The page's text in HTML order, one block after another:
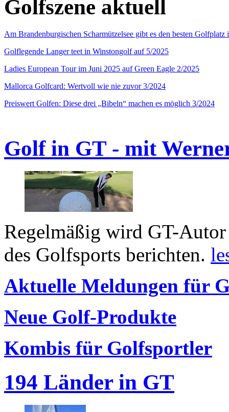
Golfszene aktuell
Am Brandenburgischen Scharmützelsee gibt es den besten
Golflegende Langer teet in Winstongolf auf 5/2025
Ladies European Tour im Juni 2025 auf Green Eagle 2/2025
Mallorca Golfcard: Wertvoll wie nie zuvor 3/2024
Preiswert Golfen: Diese drei „Bibeln“ machen es möglich 3/2024
Golf in GT - mit
Regelmäßig wird GT-
des Golfsports berichten.
Aktuelle Meldungen für
Neue Golf-Produkte
Kombis für Golfsportler
194 Länder in GT